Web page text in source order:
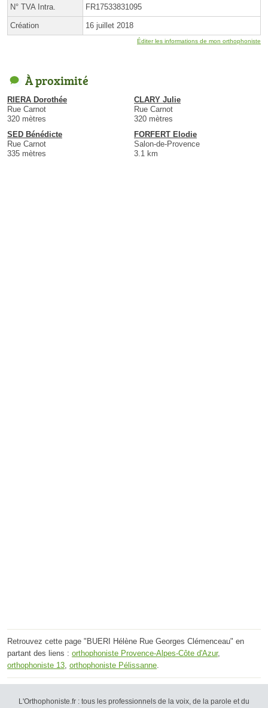
N° TVA Intra. FR17533831095
Création 16 juillet 2018
Éditer les informations de mon orthophoniste
À proximité
RIERA Dorothée
Rue Carnot
320 mètres
CLARY Julie
Rue Carnot
320 mètres
SED Bénédicte
Rue Carnot
335 mètres
FORFERT Elodie
Salon-de-Provence
3.1 km
Retrouvez cette page "BUERI Hélène Rue Georges Clémenceau" en
partant des liens : orthophoniste Provence-Alpes-Côte d'Azur,
orthophoniste 13, orthophoniste Pélissanne.
L'Orthophoniste.fr : tous les professionnels de la voix, de la parole et du